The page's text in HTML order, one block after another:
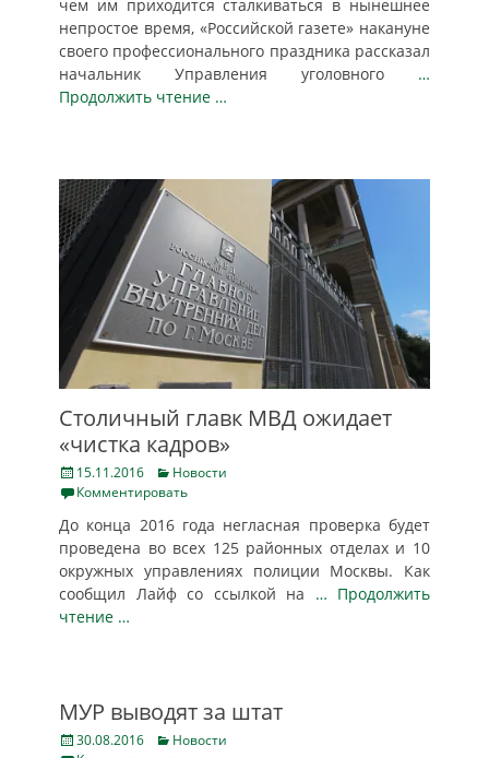
чем им приходится сталкиваться в нынешнее
непростое время, «Российской газете» накануне
своего профессионального праздника рассказал
начальник Управления уголовного …
Продолжить чтение …
Столичный главк МВД ожидает
«чистка кадров»
Posted
on
15.11.2016 Categories
Новости
Комментировать
До конца 2016 года негласная проверка будет
проведена во всех 125 районных отделах и 10
окружных управлениях полиции Москвы. Как
сообщил Лайф со ссылкой на … Продолжить
чтение …
МУР выводят за штат
Posted
30.08.2016 Categories
Новости